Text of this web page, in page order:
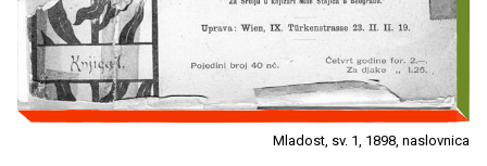
Mladost, sv. 1, 1898, naslovnica